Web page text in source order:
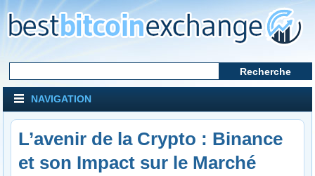
NAVIGATION
L’avenir de la Crypto : Binance
et son Impact sur le Marché